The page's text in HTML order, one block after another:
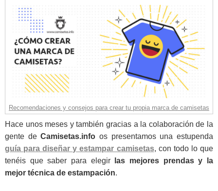
Recomendaciones y consejos para crear tu propia marca de camisetas
Hace unos meses y también gracias a la colaboración de la
gente deCamisetas.info os presentamos una estupenda
guía para diseñar y estampar camisetas, con todo lo que
tenéis que saber para elegir
las mejores prendas y la
mejor técnica de estampación.